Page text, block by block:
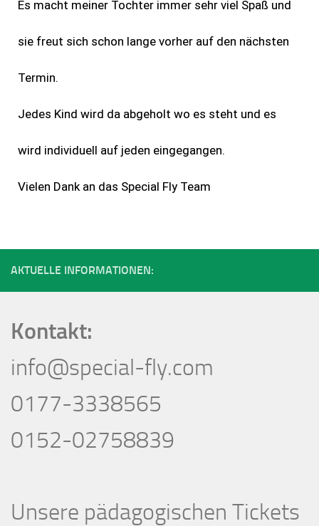
Es macht meiner Tochter immer sehr viel Spaß und
sie freut sich schon lange vorher auf den nächsten
Termin.
Jedes Kind wird da abgeholt wo es steht und es
wird individuell auf jeden eingegangen.
Vielen Dank an das Special Fly Team
AKTUELLE INFORMATIONEN:
Kontakt:
info@special-fly.com
0177-3338565
0152-02758839
Unsere pädagogischen Tickets